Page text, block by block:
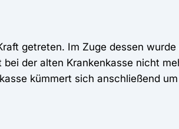
getreten. Im Zuge dessen
der alten Krankenkasse nicht
kümmert sich anschließend